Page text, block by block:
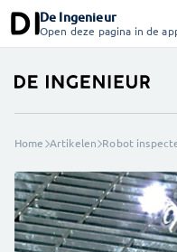
De Ingenieur
Open deze pagina in de
Home Artikelen Robot